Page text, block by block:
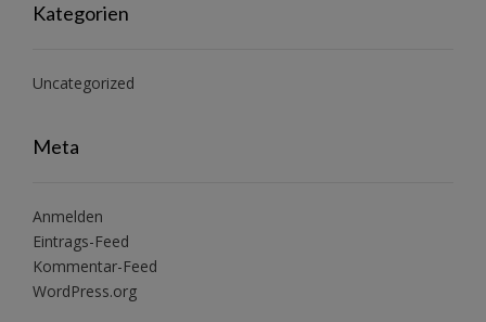
Kategorien
Uncategorized
Meta
Anmelden
Eintrags-Feed
Kommentar-Feed
WordPress.org